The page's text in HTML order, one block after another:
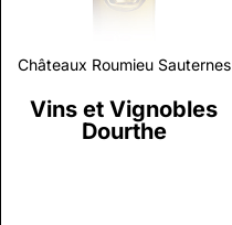
Châteaux Roumieu Sauternes
Vins et Vignobles
Dourthe